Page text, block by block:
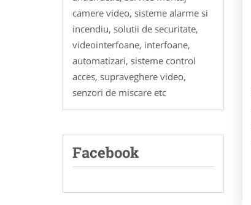
camere video, sisteme alarme si
incendiu, solutii de securitate,
videointerfoane, interfoane,
automatizari, sisteme control
acces, supraveghere video,
senzori de miscare etc
Facebook